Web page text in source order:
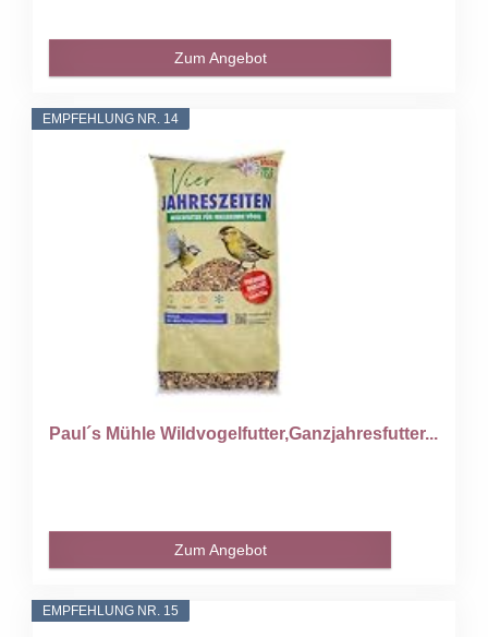
Zum Angebot
EMPFEHLUNG NR. 14
Paul´s Mühle Wildvogelfutter,Ganzjahresfutter...
Zum Angebot
EMPFEHLUNG NR. 15